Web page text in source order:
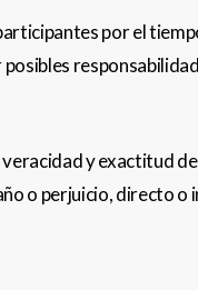
por el
y exactitud
o perjuicio, directo